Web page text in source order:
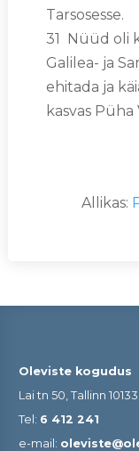
Tarsosesse.
31 Nüüd oli
Galilea- ja
ehitada ja
kasvas
Allikas:
Oleviste kogudus
Lai tn 50, Tallinn 10133
Tel: 6 412 241
e-mail: